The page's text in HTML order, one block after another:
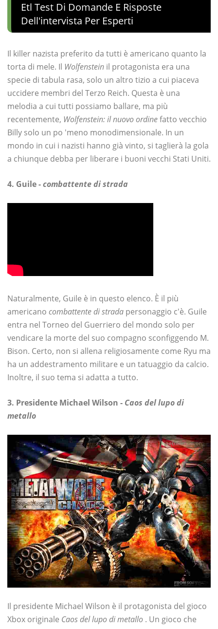
Etl Test Di Domande E Risposte
Dell'intervista Per Esperti
Il killer nazista preferito da tutti è americano quanto la
torta di mele. Il Wolfenstein il protagonista era una
specie di tabula rasa, solo un altro tizio a cui piaceva
uccidere membri del Terzo Reich. Questa è una
melodia a cui tutti possiamo ballare, ma più
recentemente, Wolfenstein: il nuovo ordinefatto vecchio
Billy solo un po 'meno monodimensionale. In un
mondo in cui i nazisti hanno già vinto, si taglierà la gola
a chiunque debba per liberare i buoni vecchi Stati Uniti.
4. Guile -combattente di strada
Naturalmente, Guile è in questo elenco. È il più
americano combattente di strada personaggio c'è. Guile
entra nel Torneo del Guerriero del mondo solo per
vendicare la morte del suo compagno sconfiggendo M.
Bison. Certo, non si allena religiosamente come Ryu ma
ha un addestramento militare e un tatuaggio da calcio.
Inoltre, il suo tema si adatta a tutto.
3. Presidente Michael Wilson - Caos del lupo di
metallo
Il presidente Michael Wilson è il protagonista del gioco
Xbox originale Caos del lupo di metallo . Un gioco che